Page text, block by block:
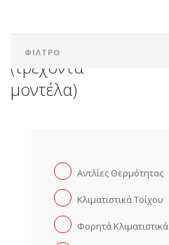
Downloads
(τρέχοντα
μοντέλα)
Αντλίες Θερμότητας
Κλιματιστικά Τοίχου
Φορητά Κλιματιστικά